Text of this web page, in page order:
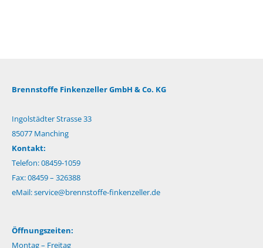
Brennstoffe Finkenzeller GmbH & Co. KG
Ingolstädter Strasse 33
85077 Manching
Kontakt:
Telefon: 08459-1059
Fax: 08459 – 326388
eMail:service@brennstoffe-finkenzeller.de
Öffnungszeiten:
Montag – Freitag